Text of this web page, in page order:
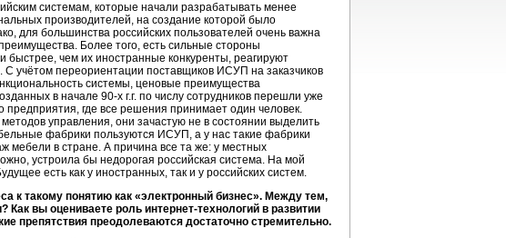
системам, которые начали разрабатывать менее
производителей, на создание которой было
для большинства российских пользователей очень важна
Более того, есть сильные стороны
быстрее, чем их иностранные конкуренты, реагируют
С учётом переориентации поставщиков ИСУП на заказчиков
системы, ценовые преимущества
в начале 90-х г.г. по числу сотрудников перешли уже
предприятия, где все решения принимает один человек.
управления, они зачастую не в состоянии выделить
фабрики пользуются ИСУП, а у нас такие фабрики
мебели в стране. А причина все та же: у местных
устроила бы недорогая российская система. На мой
есть как у иностранных, так и у российских систем.
к такому понятию как «электронный бизнес». Между тем,
вы оцениваете роль интернет-технологий в развитии
препятствия преодолеваются достаточно стремительно.